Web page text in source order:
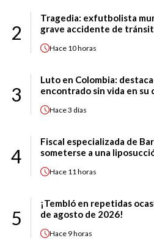
2
Tragedia: exfutbolista
grave accidente de
Hace 10 horas
3
Luto en Colombia:
encontrado sin vida en su
Hace3 días
4
Fiscal especializada de
someterse a una
Hace 11 horas
5
¡Tembló en repetidas
de agosto de 2026!
Hace 9 horas